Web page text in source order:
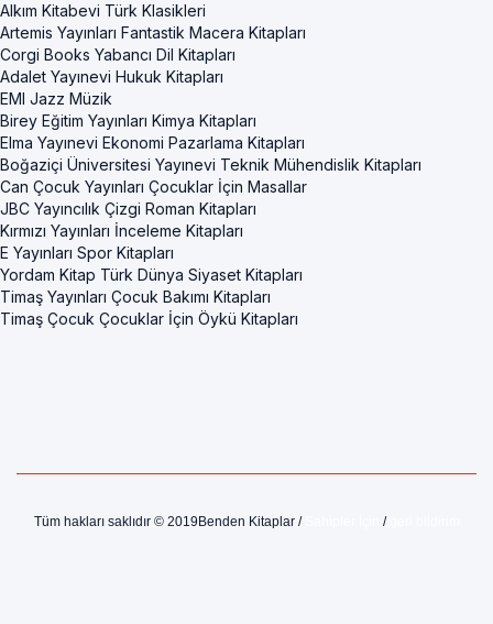
Alkım Kitabevi Türk Klasikleri
Artemis Yayınları Fantastik Macera Kitapları
Corgi Books Yabancı Dil Kitapları
Adalet Yayınevi Hukuk Kitapları
EMI Jazz Müzik
Birey Eğitim Yayınları Kimya Kitapları
Elma Yayınevi Ekonomi Pazarlama Kitapları
Boğaziçi Üniversitesi Yayınevi Teknik Mühendislik Kitapları
Can Çocuk Yayınları Çocuklar İçin Masallar
JBC Yayıncılık Çizgi Roman Kitapları
Kırmızı Yayınları İnceleme Kitapları
E Yayınları Spor Kitapları
Yordam Kitap Türk Dünya Siyaset Kitapları
Timaş Yayınları Çocuk Bakımı Kitapları
Timaş Çocuk Çocuklar İçin Öykü Kitapları
Tüm hakları saklıdır © 2019Benden Kitaplar / /